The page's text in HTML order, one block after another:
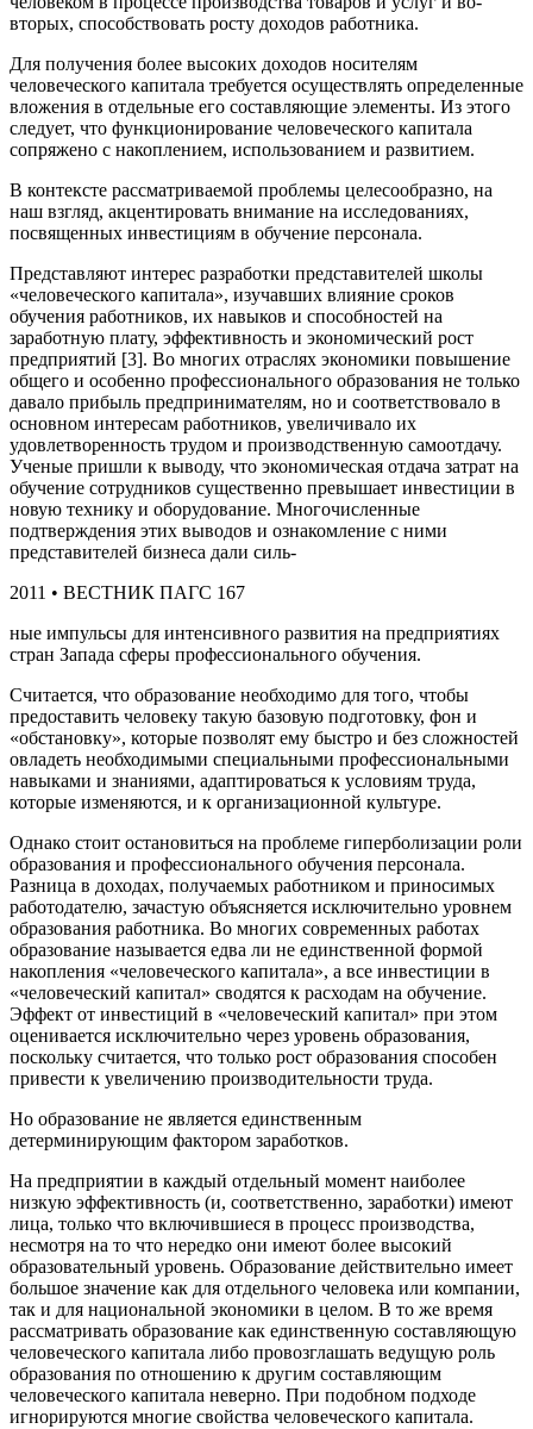
вторых, способствовать росту доходов работника.
Для получения более высоких доходов носителям
человеческого капитала требуется осуществлять определенные
вложения в отдельные его составляющие элементы. Из этого
следует, что функционирование человеческого капитала
сопряжено с накоплением, использованием и развитием.
В контексте рассматриваемой проблемы целесообразно, на
наш взгляд, акцентировать внимание на исследованиях,
посвященных инвестициям в обучение персонала.
Представляют интерес разработки представителей школы
«человеческого капитала», изучавших влияние сроков
обучения работников, их навыков и способностей на
заработную плату, эффективность и экономический рост
предприятий [3]. Во многих отраслях экономики повышение
общего и особенно профессионального образования не только
давало прибыль предпринимателям, но и соответствовало в
основном интересам работников, увеличивало их
удовлетворенность трудом и производственную самоотдачу.
Ученые пришли к выводу, что экономическая отдача затрат на
обучение сотрудников существенно превышает инвестиции в
новую технику и оборудование. Многочисленные
подтверждения этих выводов и ознакомление с ними
представителей бизнеса дали силь-
2011 • ВЕСТНИК ПАГС 167
ные импульсы для интенсивного развития на предприятиях
стран Запада сферы профессионального обучения.
Считается, что образование необходимо для того, чтобы
предоставить человеку такую базовую подготовку, фон и
«обстановку», которые позволят ему быстро и без сложностей
овладеть необходимыми специальными профессиональными
навыками и знаниями, адаптироваться к условиям труда,
которые изменяются, и к организационной культуре.
Однако стоит остановиться на проблеме гиперболизации роли
образования и профессионального обучения персонала.
Разница в доходах, получаемых работником и приносимых
работодателю, зачастую объясняется исключительно уровнем
образования работника. Во многих современных работах
образование называется едва ли не единственной формой
накопления «человеческого капитала», а все инвестиции в
«человеческий капитал» сводятся к расходам на обучение.
Эффект от инвестиций в «человеческий капитал» при этом
оценивается исключительно через уровень образования,
поскольку считается, что только рост образования способен
привести к увеличению производительности труда.
Но образование не является единственным
детерминирующим фактором заработков.
На предприятии в каждый отдельный момент наиболее
низкую эффективность (и, соответственно, заработки) имеют
лица, только что включившиеся в процесс производства,
несмотря на то что нередко они имеют более высокий
образовательный уровень. Образование действительно имеет
большое значение как для отдельного человека или компании,
так и для национальной экономики в целом. В то же время
рассматривать образование как единственную составляющую
человеческого капитала либо провозглашать ведущую роль
образования по отношению к другим составляющим
человеческого капитала неверно. При подобном подходе
игнорируются многие свойства человеческого капитала.